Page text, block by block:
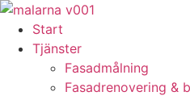
Skip
content
Start
Tjänster
Fasadmålning
Fasadrenovering &